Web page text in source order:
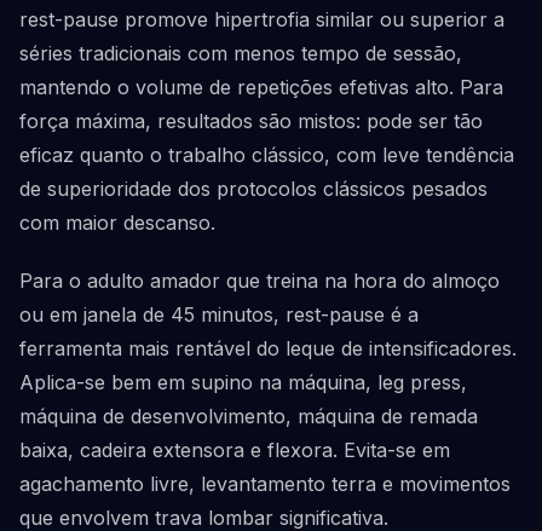
rest-pause promove hipertrofia similar ou superior a
séries tradicionais com menos tempo de sessão,
mantendo o volume de repetições efetivas alto. Para
força máxima, resultados são mistos: pode ser tão
eficaz quanto o trabalho clássico, com leve tendência
de superioridade dos protocolos clássicos pesados
com maior descanso.
Para o adulto amador que treina na hora do almoço
ou em janela de 45 minutos, rest-pause é a
ferramenta mais rentável do leque de intensificadores.
Aplica-se bem em supino na máquina, leg press,
máquina de desenvolvimento, máquina de remada
baixa, cadeira extensora e flexora. Evita-se em
agachamento livre, levantamento terra e movimentos
que envolvem trava lombar significativa.